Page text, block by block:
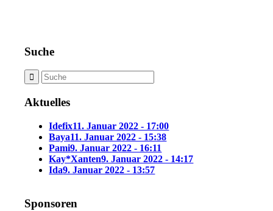
Suche
Aktuelles
Idefix11. Januar 2022 - 17:00
Baya11. Januar 2022 - 15:38
Pami9. Januar 2022 - 16:11
Kay*Xanten9. Januar 2022 - 14:17
Ida9. Januar 2022 - 13:57
Sponsoren